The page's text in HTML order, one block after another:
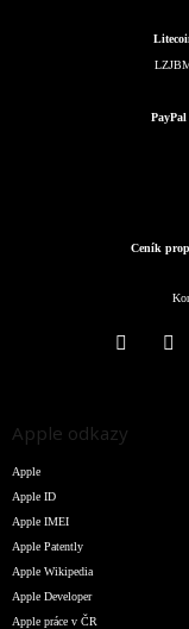
Ceník
Apple odkazy
Apple
Apple ID
Apple IMEI
Apple Patently
Apple Wikipedia
Apple Developer
Apple práce v ČR